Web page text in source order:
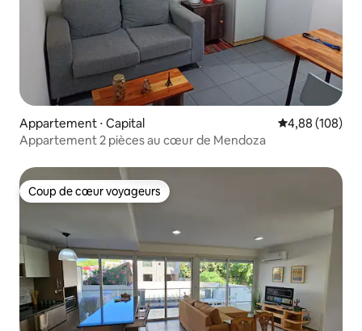
Appartement ⋅ Capital Évaluation
4,88 (108)
Appartement 2 pièces au cœur de Mendoza
Coup de cœur voyageurs
Coup de cœur voyageurs